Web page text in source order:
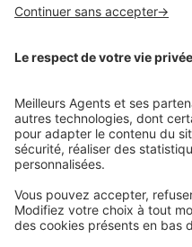
Nos honoraires de vente
Politique de confidentialité
Mentions comparateur
Aide
Contactez-nous